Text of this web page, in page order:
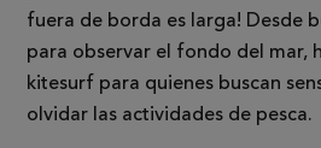
fuera de borda es larga! Desde
para observar el fondo del mar,
kitesurf para quienes buscan
olvidar las actividades de pesca.